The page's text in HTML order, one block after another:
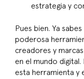
estrategia y
Pues bien. Ya
poderosa
creadores y
en el mundo
esta herramienta y